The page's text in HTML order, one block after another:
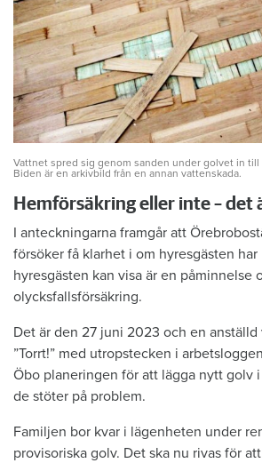
Vattnet spred sig genom sanden under golvet in till
Biden är en arkivbild från en annan vattenskada.
Hemförsäkring eller inte – det
I anteckningarna framgår att
försöker få klarhet i om hyresgästen
hyresgästen kan visa är en påminnelse
olycksfallsförsäkring.
Det är den 27 juni 2023 och en
”Torrt!” med utropstecken i
Öbo planeringen för att lägga nytt golv
de stöter på problem.
Familjen bor kvar i lägenheten under
provisoriska golv. Det ska nu rivas för